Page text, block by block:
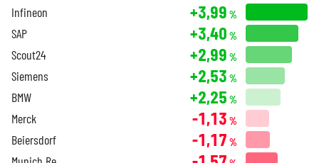
Infineon +3,99 %
SAP +3,40 %
Scout24 +2,99 %
Siemens +2,53 %
BMW +2,25 %
Merck -1,13 %
Beiersdorf -1,17 %